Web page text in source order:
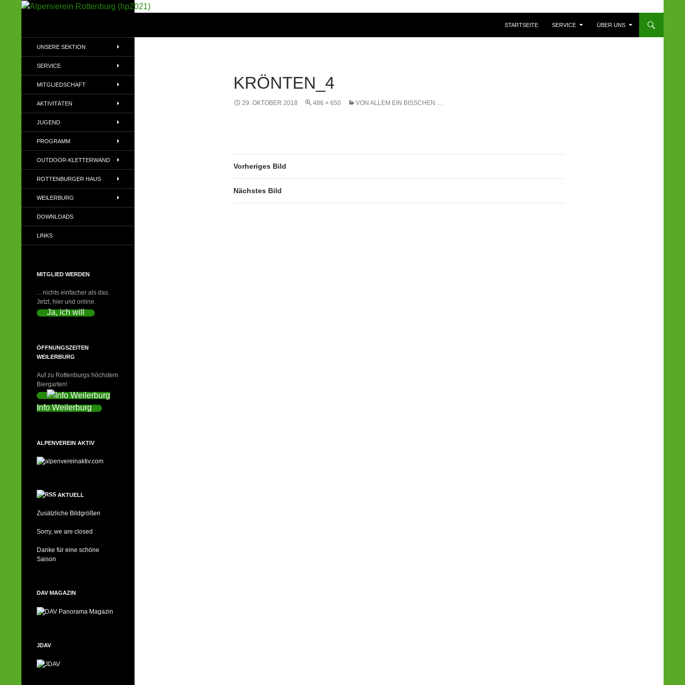
STARTSEITE
SERVICE ÜBER UNS
KRÖNTEN_4
29. OKTOBER 2018 486 × 650 VON ALLEM EIN BISSCHEN …
Vorheriges Bild
Nächstes Bild
(DAV)
UNSERE SEKTION
SERVICE
MITGLIEDSCHAFT
AKTIVITÄTEN
JUGEND
PROGRAMM
OUTDOOR-KLETTERWAND
ROTTENBURGER HAUS
WEILERBURG
DOWNLOADS
LINKS
MITGLIED WERDEN
... nichts einfacher als das.
Jetzt, hier und online.
Ja, ich will
ÖFFNUNGSZEITEN
WEILERBURG
Auf zu Rottenburgs höchstem
Biergarten!
Info Weilerburg
ALPENVEREIN AKTIV
AKTUELL
Zusätzliche Bildgrößen
Sorry, we are closed
Danke für eine schöne
Saison
DAV MAGAZIN
JDAV